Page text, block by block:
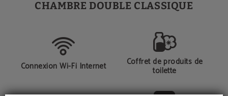
CHAMBRE DOUBLE CLASSIQUE
Connexion Wi-Fi Internet Coffret de produits de
toilette